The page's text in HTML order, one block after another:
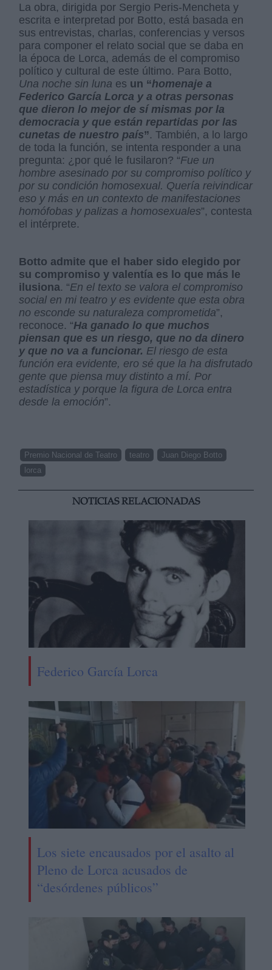
La obra, dirigida por Sergio Peris-Mencheta y
escrita e interpretad por Botto, está basada en
sus entrevistas, charlas, conferencias y versos
para componer el relato social que se daba en
la época de Lorca, además de el compromiso
político y cultural de este último. Para Botto,
Una noche sin luna es un “homenaje a
Federico García Lorca y a otras personas
que dieron lo mejor de sí mismas por la
democracia y que están repartidas por las
cunetas de nuestro país”. También, a lo largo
de toda la función, se intenta responder a una
pregunta: ¿por qué le fusilaron? “Fue un
hombre asesinado por su compromiso político y
por su condición homosexual. Quería reivindicar
eso y más en un contexto de manifestaciones
homófobas y palizas a homosexuales”, contesta
el intérprete.
Botto admite que el haber sido elegido por
su compromiso y valentía es lo que más le
ilusiona. “En el texto se valora el compromiso
social en mi teatro y es evidente que esta obra
no esconde su naturaleza comprometida”,
reconoce. “Ha ganado lo que muchos
piensan que es un riesgo, que no da dinero
y que no va a funcionar. El riesgo de esta
función era evidente, ero sé que la ha disfrutado
gente que piensa muy distinto a mí. Por
estadística y porque la figura de Lorca entra
desde la emoción”.
Premio Nacional de Teatro teatro
Juan Diego Botto
lorca
NOTICIAS RELACIONADAS
Federico García Lorca
Los siete encausados por el asalto al
Pleno de Lorca acusados de
“desórdenes públicos”